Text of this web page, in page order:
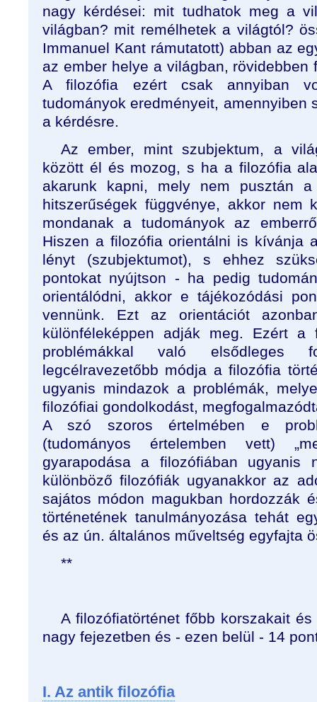
nagy kérdései: mit tudhatok meg a
világban? mit remélhetek a világtól?
Immanuel Kant rámutatott) abban az
az ember helye a világban, rövidebben
A filozófia ezért csak annyiban
tudományok eredményeit, amennyiben
a kérdésre.
Az ember, mint szubjektum, a
között él és mozog, s ha a filozófia
akarunk kapni, mely nem pusztán
hitszerűségek függvénye, akkor nem
mondanak a tudományok az
Hiszen a filozófia orientálni is kívánja
lényt (szubjektumot), s ehhez
pontokat nyújtson - ha pedig
orientálódni, akkor e tájékozódási
vennünk. Ezt az orientációt
különféleképpen adják meg. Ezért
problémákkal való elsődleges
legcélravezetőbb módja a filozófia
ugyanis mindazok a problémák,
filozófiai gondolkodást,
A szó szoros értelmében e
(tudományos értelemben vett)
gyarapodása a filozófiában ugyanis
különböző filozófiák ugyanakkor az
sajátos módon magukban hordozzák
történetének tanulmányozása tehát
és az ún. általános műveltség egyfajta
**
A filozófiatörténet főbb korszakait
nagy fejezetben és - ezen belül - 14
I. Az antik filozófia